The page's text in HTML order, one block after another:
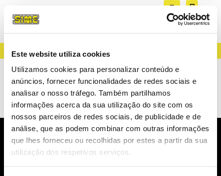
Este website utiliza cookies
Utilizamos cookies para personalizar conteúdo e
anúncios, fornecer funcionalidades de redes sociais e
analisar o nosso tráfego. Também partilhamos
informações acerca da sua utilização do site com os
nossos parceiros de redes sociais, de publicidade e de
análise, que as podem combinar com outras informações
que lhes forneceu ou recolhidas por estes a partir da sua
utilização dos respetivos serviços.
CREATING LIGHT SINCE 1983
AAGSTUCCHI EVO
SYSTEM
NEWSLETTER